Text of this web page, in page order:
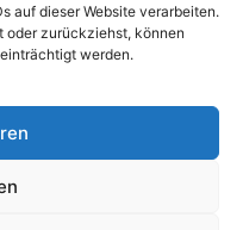
auf dieser Website verarbeiten.
oder zurückziehst, können
werden.